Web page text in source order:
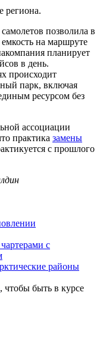
региона.
позволила в
на маршруте
планирует
в день.
происходит
парк, включая
ресурсом без
ассоциации
практика замены
с прошлого
с
районы
, чтобы быть в курсе